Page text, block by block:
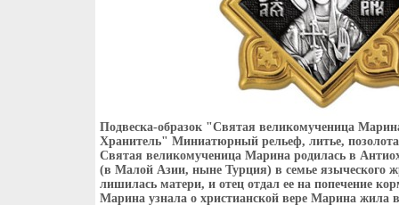
Подвеска-образок "Святая великомученица
Хранитель" Миниатюрный рельеф, литье,
Святая великомученица Марина родилась в
(в Малой Азии, ныне Турция) в семье языческого
лишилась матери, и отец отдал ее на попечение
Марина узнала о христианской вере Марина жила